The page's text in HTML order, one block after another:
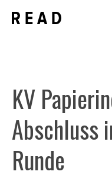
Inhalt
KV
Abschluss
Runde